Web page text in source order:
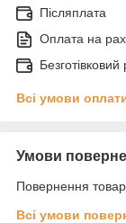
Післяплата
Оплата на
Всі умови
Умови
Повернення
Всі умови